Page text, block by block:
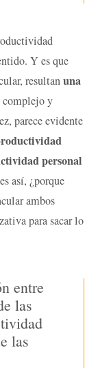
Y es que
resultanuna
complejo y
parece evidente
personal
así, ¿porque
ambos
para sacar lo
entre
las
las